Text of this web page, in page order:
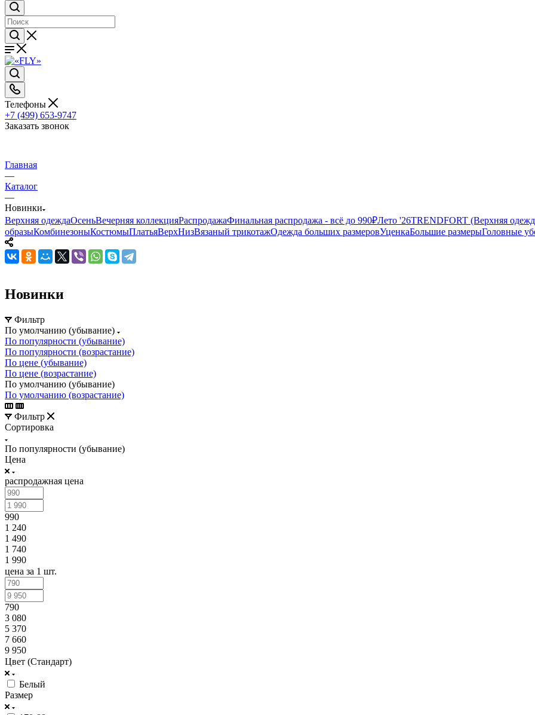
Телефоны
+7 (499) 653-9747
Заказать звонок
Главная
—
Каталог
—
Новинки
Верхняя одеждаОсеньВечерняя коллекцияРаспродажаФинальная распродажа - всё до 990₽Лето '26TRENDFORT (Верхняя
образыКомбинезоныКостюмыПлатьяВерхНизВязаный трикотажОдежда больших размеровУценкаБольшие размерыГоловные
Новинки
Фильтр
По умолчанию (убывание)
По популярности (убывание)
По популярности (возрастание)
По цене (убывание)
По цене (возрастание)
По умолчанию (убывание)
По умолчанию (возрастание)
Фильтр
Сортировка
По популярности (убывание)
Цена
распродажная цена
990
1 240
1 490
1 740
1 990
цена за 1 шт.
790
3 080
5 370
7 660
9 950
Цвет (Стандарт)
Белый
Размер